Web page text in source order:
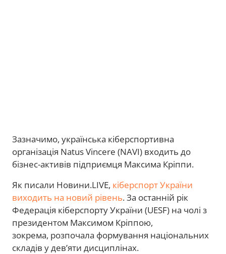
Зазначимо, українська кіберспортивна
організація Natus Vincere (NAVI) входить до
бізнес-активів підприємця Максима Кріппи.
Як писали Новини.LIVE, кіберспорт України
виходить на новий рівень. За останній рік
Федерація кіберспорту України (UESF) на чолі з
президентом Максимом Кріппою,
зокрема, розпочала формування національних
складів у дев’яти дисциплінах.